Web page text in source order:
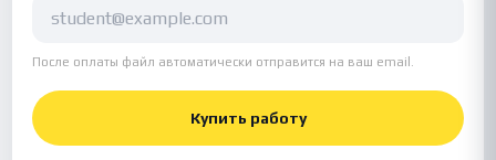
После оплаты файл автоматически отправится на ваш email.
Купить работу